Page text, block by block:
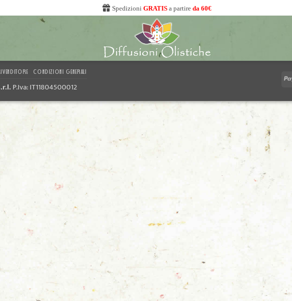
Spedizioni GRATIS a partire da 60€
CONDIZIONI GENERALI
P.Iva: IT11804500012